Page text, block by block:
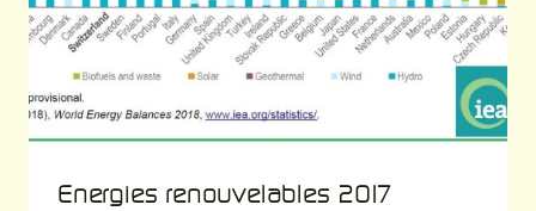
Energies renouvelables 2017